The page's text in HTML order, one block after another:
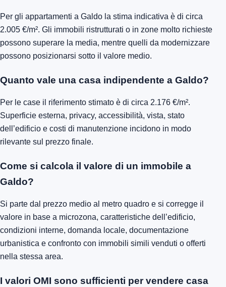
Per gli appartamenti a Galdo la stima indicativa è di circa
2.005 €/m². Gli immobili ristrutturati o in zone molto richieste
possono superare la media, mentre quelli da modernizzare
possono posizionarsi sotto il valore medio.
Quanto vale una casa indipendente a Galdo?
Per le case il riferimento stimato è di circa 2.176 €/m².
Superficie esterna, privacy, accessibilità, vista, stato
dell’edificio e costi di manutenzione incidono in modo
rilevante sul prezzo finale.
Come si calcola il valore di un immobile a
Galdo?
Si parte dal prezzo medio al metro quadro e si corregge il
valore in base a microzona, caratteristiche dell’edificio,
condizioni interne, domanda locale, documentazione
urbanistica e confronto con immobili simili venduti o offerti
nella stessa area.
I valori OMI sono sufficienti per vendere casa